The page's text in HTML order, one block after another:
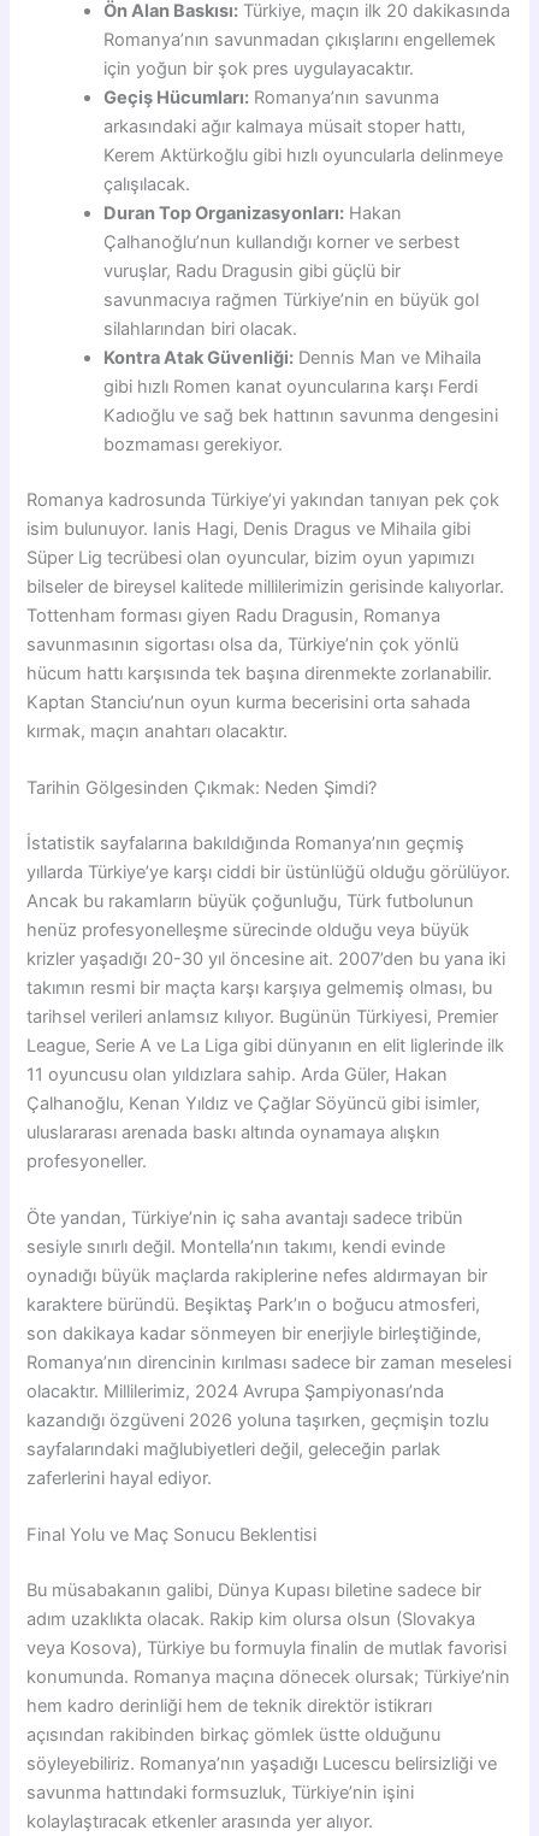
Ön Alan Baskısı: Türkiye, maçın ilk 20 dakikasında
Romanya’nın savunmadan çıkışlarını engellemek
için yoğun bir şok pres uygulayacaktır.
Geçiş Hücumları: Romanya’nın savunma
arkasındaki ağır kalmaya müsait stoper hattı,
Kerem Aktürkoğlu gibi hızlı oyuncularla delinmeye
çalışılacak.
Duran Top Organizasyonları: Hakan
Çalhanoğlu’nun kullandığı korner ve serbest
vuruşlar, Radu Dragusin gibi güçlü bir
savunmacıya rağmen Türkiye’nin en büyük gol
silahlarından biri olacak.
Kontra Atak Güvenliği: Dennis Man ve Mihaila
gibi hızlı Romen kanat oyuncularına karşı Ferdi
Kadıoğlu ve sağ bek hattının savunma dengesini
bozmaması gerekiyor.
Romanya kadrosunda Türkiye’yi yakından tanıyan pek çok
isim bulunuyor. Ianis Hagi, Denis Dragus ve Mihaila gibi
Süper Lig tecrübesi olan oyuncular, bizim oyun yapımızı
bilseler de bireysel kalitede millilerimizin gerisinde kalıyorlar.
Tottenham forması giyen Radu Dragusin, Romanya
savunmasının sigortası olsa da, Türkiye’nin çok yönlü
hücum hattı karşısında tek başına direnmekte zorlanabilir.
Kaptan Stanciu’nun oyun kurma becerisini orta sahada
kırmak, maçın anahtarı olacaktır.
Tarihin Gölgesinden Çıkmak: Neden Şimdi?
İstatistik sayfalarına bakıldığında Romanya’nın geçmiş
yıllarda Türkiye’ye karşı ciddi bir üstünlüğü olduğu görülüyor.
Ancak bu rakamların büyük çoğunluğu, Türk futbolunun
henüz profesyonelleşme sürecinde olduğu veya büyük
krizler yaşadığı 20-30 yıl öncesine ait. 2007’den bu yana iki
takımın resmi bir maçta karşı karşıya gelmemiş olması, bu
tarihsel verileri anlamsız kılıyor. Bugünün Türkiyesi, Premier
League, Serie A ve La Liga gibi dünyanın en elit liglerinde ilk
11 oyuncusu olan yıldızlara sahip. Arda Güler, Hakan
Çalhanoğlu, Kenan Yıldız ve Çağlar Söyüncü gibi isimler,
uluslararası arenada baskı altında oynamaya alışkın
profesyoneller.
Öte yandan, Türkiye’nin iç saha avantajı sadece tribün
sesiyle sınırlı değil. Montella’nın takımı, kendi evinde
oynadığı büyük maçlarda rakiplerine nefes aldırmayan bir
karaktere büründü. Beşiktaş Park’ın o boğucu atmosferi,
son dakikaya kadar sönmeyen bir enerjiyle birleştiğinde,
Romanya’nın direncinin kırılması sadece bir zaman meselesi
olacaktır. Millilerimiz, 2024 Avrupa Şampiyonası’nda
kazandığı özgüveni 2026 yoluna taşırken, geçmişin tozlu
sayfalarındaki mağlubiyetleri değil, geleceğin parlak
zaferlerini hayal ediyor.
Final Yolu ve Maç Sonucu Beklentisi
Bu müsabakanın galibi, Dünya Kupası biletine sadece bir
adım uzaklıkta olacak. Rakip kim olursa olsun (Slovakya
veya Kosova), Türkiye bu formuyla finalin de mutlak favorisi
konumunda. Romanya maçına dönecek olursak; Türkiye’nin
hem kadro derinliği hem de teknik direktör istikrarı
açısından rakibinden birkaç gömlek üstte olduğunu
söyleyebiliriz. Romanya’nın yaşadığı Lucescu belirsizliği ve
savunma hattındaki formsuzluk, Türkiye’nin işini
kolaylaştıracak etkenler arasında yer alıyor.